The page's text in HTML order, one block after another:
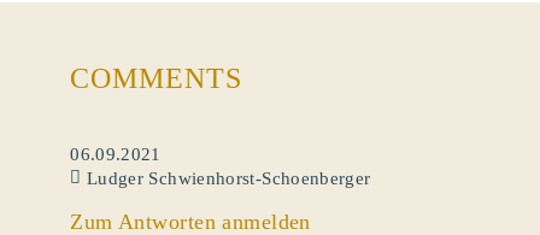
COMMENTS
06.09.2021
Ludger Schwienhorst-Schoenberger
Zum Antworten anmelden